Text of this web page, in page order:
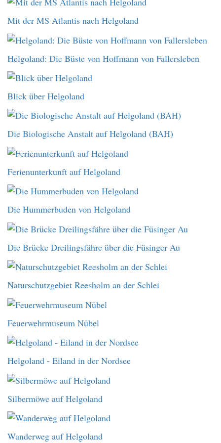
Mit der MS Atlantis nach Helgoland
Helgoland: Die Büste von Hoffmann von Fallersleben
Blick über Helgoland
Die Biologische Anstalt auf Helgoland (BAH)
Ferienunterkunft auf Helgoland
Die Hummerbuden von Helgoland
Die Brücke Dreilingsfähre über die Füsinger Au
Naturschutzgebiet Reesholm an der Schlei
Feuerwehrmuseum Nübel
Helgoland - Eiland in der Nordsee
Silbermöwe auf Helgoland
Wanderweg auf Helgoland